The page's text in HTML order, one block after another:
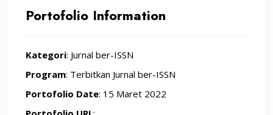
Portofolio Information
Kategori: Jurnal ber-ISSN
Program: Terbitkan Jurnal ber-ISSN
Portofolio Date: 15 Maret 2022